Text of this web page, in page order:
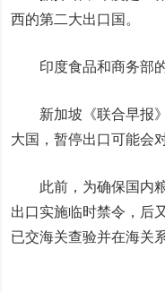
西的第二大出口国。
印度食品和商务部的
新加坡《联合早报》
大国，暂停出口可能会
此前，为确保国内粮
出口实施临时禁令，后
已交海关查验并在海关